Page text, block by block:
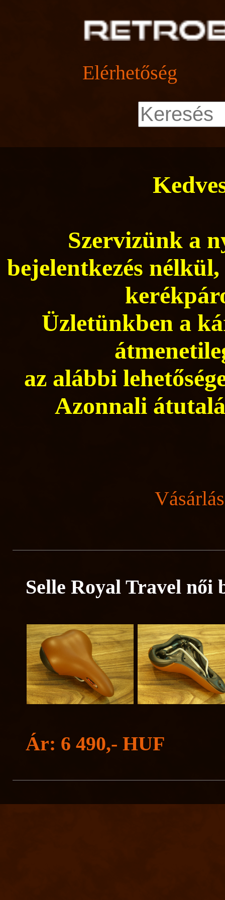
Elérhetőség
Szervizünk a
bejelentkezés
Üzletünkben a
az alábbi
Azonnali
Selle Royal Travel női
Ár: 6 490,- HUF